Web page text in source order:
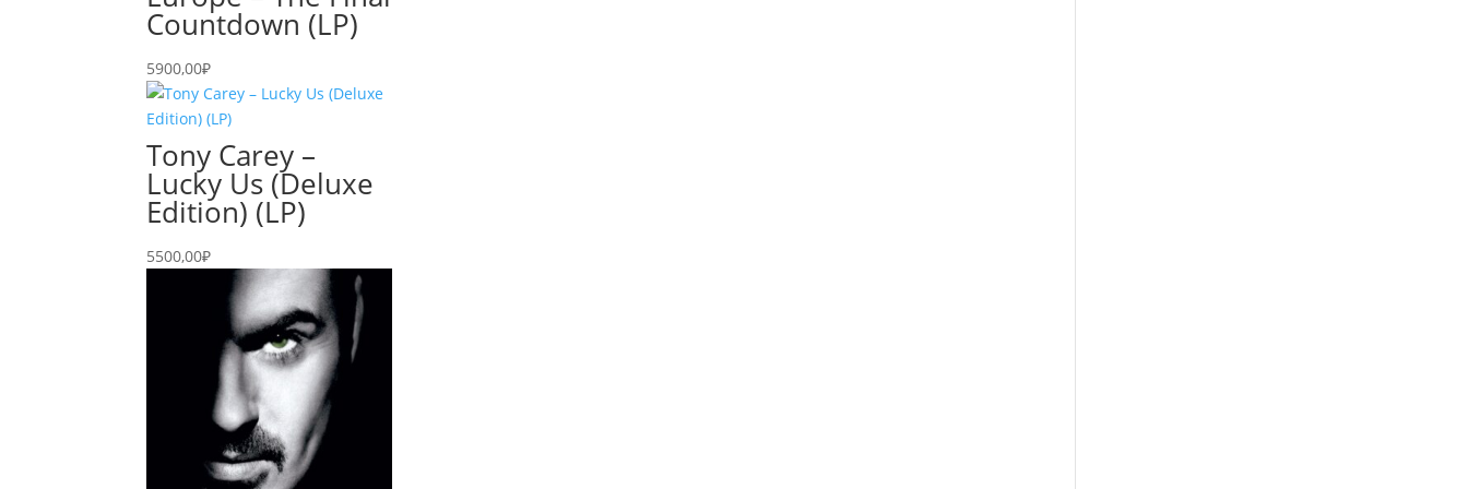
Countdown (LP)
5900,00₽
Tony Carey –
Lucky Us (Deluxe
Edition) (LP)
5500,00₽